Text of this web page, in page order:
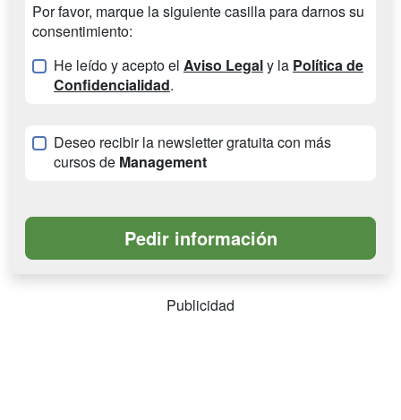
Por favor, marque la siguiente casilla para darnos su
consentimiento:
He leído y acepto el Aviso Legaly la Política de
Confidencialidad.
Deseo recibir la newsletter gratuita con más
cursos de Management
Publicidad